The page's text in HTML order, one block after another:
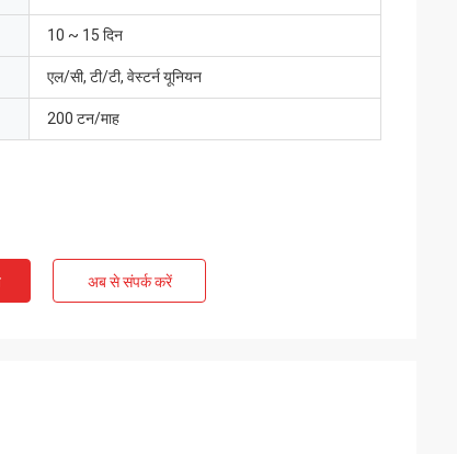
10 ~ 15 दिन
एल/सी, टी/टी, वेस्टर्न यूनियन
200 टन/माह
अब से संपर्क करें